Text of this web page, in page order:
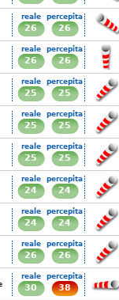
reale
26
percepita
26
reale
26
percepita
26
reale
25
percepita
25
reale
25
percepita
25
reale
25
percepita
25
reale
24
percepita
24
reale
24
percepita
24
reale
26
percepita
26
reale
30
percepita
38